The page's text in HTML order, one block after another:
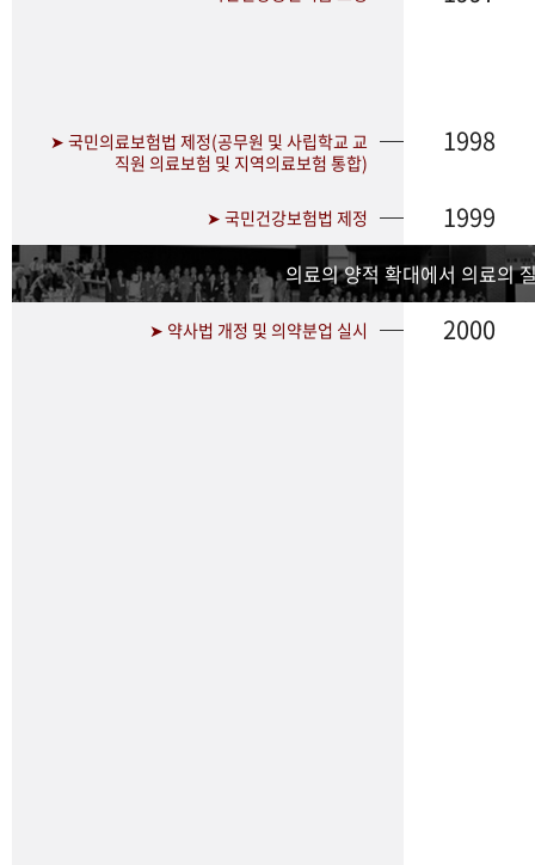
➤ 국민의료보험법 제정(공무원 및 사립학교 교
직원 의료보험 및 지역의료보험 통합)
1998
➤ 국민건강보험법 제정 1999
의료의 양적 확대에서 의료의
➤ 약사법 개정 및 의약분업 실시 2000